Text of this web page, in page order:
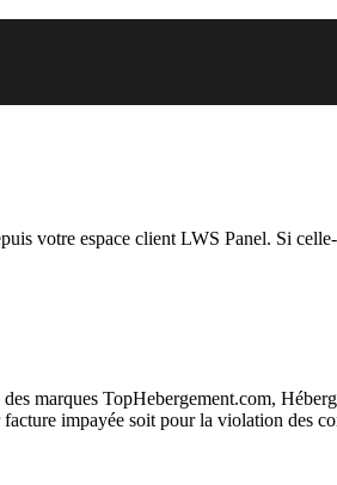
votre espace client LWS Panel. Si
marques TopHebergement.com,
impayée soit pour la violation des